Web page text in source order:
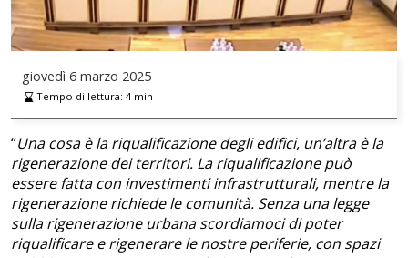
giovedì 6 marzo 2025
Tempo di lettura: 4min
“Una cosa è la riqualificazione degli edifici, un’altra è la
rigenerazione dei territori. La riqualificazione può
essere fatta con investimenti infrastrutturali, mentre la
rigenerazione richiede le comunità. Senza una legge
sulla rigenerazione urbana scordiamoci di poter
riqualificare e rigenerare le nostre periferie, con spazi